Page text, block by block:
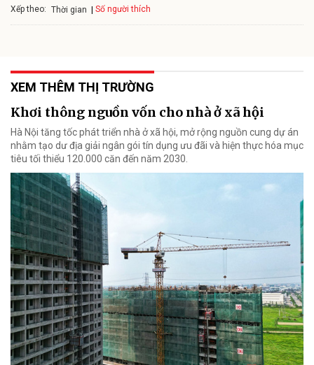
Xếp theo: Thời gian Số người thích
XEM THÊM THỊ TRƯỜNG
Khơi thông nguồn vốn cho nhà ở xã hội
Hà Nội tăng tốc phát triển nhà ở xã hội, mở rộng nguồn cung dự án
nhằm tạo dư địa giải ngân gói tín dụng ưu đãi và hiện thực hóa mục
tiêu tối thiểu 120.000 căn đến năm 2030.